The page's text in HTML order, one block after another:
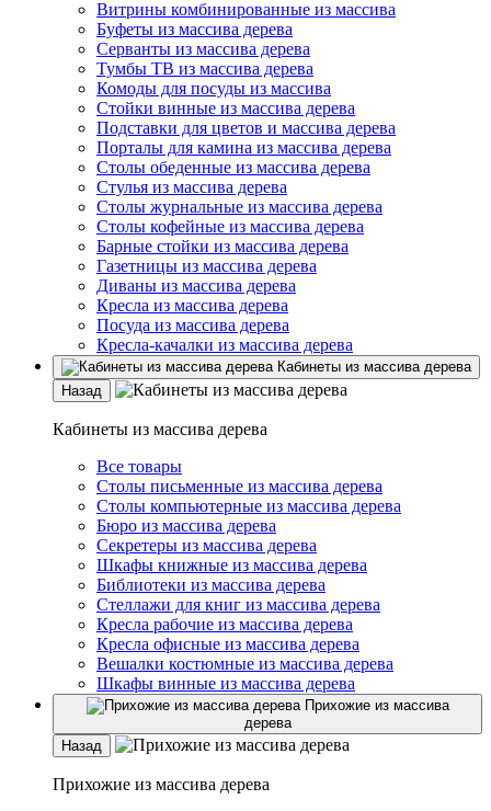
Витрины комбинированные из массива
Буфеты из массива дерева
Серванты из массива дерева
Тумбы ТВ из массива дерева
Комоды для посуды из массива
Стойки винные из массива дерева
Подставки для цветов и массива дерева
Порталы для камина из массива дерева
Столы обеденные из массива дерева
Стулья из массива дерева
Столы журнальные из массива дерева
Столы кофейные из массива дерева
Барные стойки из массива дерева
Газетницы из массива дерева
Диваны из массива дерева
Кресла из массива дерева
Посуда из массива дерева
Кресла-качалки из массива дерева
Кабинеты из массива дерева
Назад
Кабинеты из массива дерева
Все товары
Столы письменные из массива дерева
Столы компьютерные из массива дерева
Бюро из массива дерева
Секретеры из массива дерева
Шкафы книжные из массива дерева
Библиотеки из массива дерева
Стеллажи для книг из массива дерева
Кресла рабочие из массива дерева
Кресла офисные из массива дерева
Вешалки костюмные из массива дерева
Шкафы винные из массива дерева
Прихожие из массива
дерева
Назад
Прихожие из массива дерева